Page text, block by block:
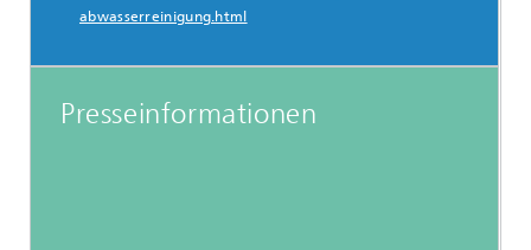
abwasserreinigung.html
Presseinformationen